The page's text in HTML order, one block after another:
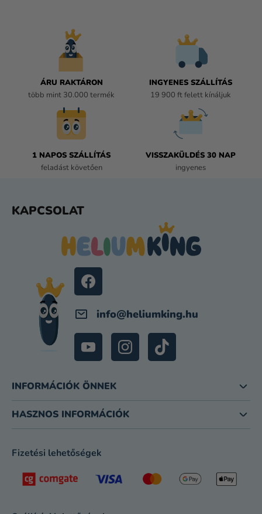
I
ÁRU RAKTÁRON
több mint 30.000 termék
INGYENES SZÁLLÍTÁS
19 900 ft felett kínáljuk
1 NAPOS SZÁLLÍTÁS
feladást követően
VISSZAKÜLDÉS 30 NAP
ingyenes
KAPCSOLAT
info@heliumking.hu
INFORMÁCIÓK ÖNNEK
HASZNOS INFORMÁCIÓK
Fizetési lehetőségek